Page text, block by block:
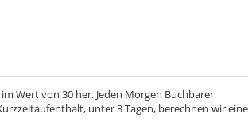
Wert von 30 her. Jeden Morgen Buchbarer
unter 3 Tagen, berechnen wir